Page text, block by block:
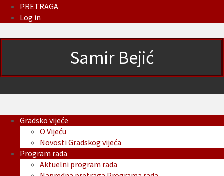
PRETRAGA
Log in
Samir Bejić
Gradsko vijeće
O Vijeću
Novosti Gradskog vijeća
Program rada
Aktuelni program rada